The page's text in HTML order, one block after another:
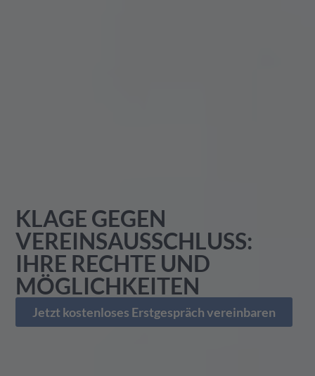
KLAGE GEGEN
VEREINSAUSSCHLUSS:
IHRE RECHTE UND
MÖGLICHKEITEN
Jetzt kostenloses Erstgespräch vereinbaren